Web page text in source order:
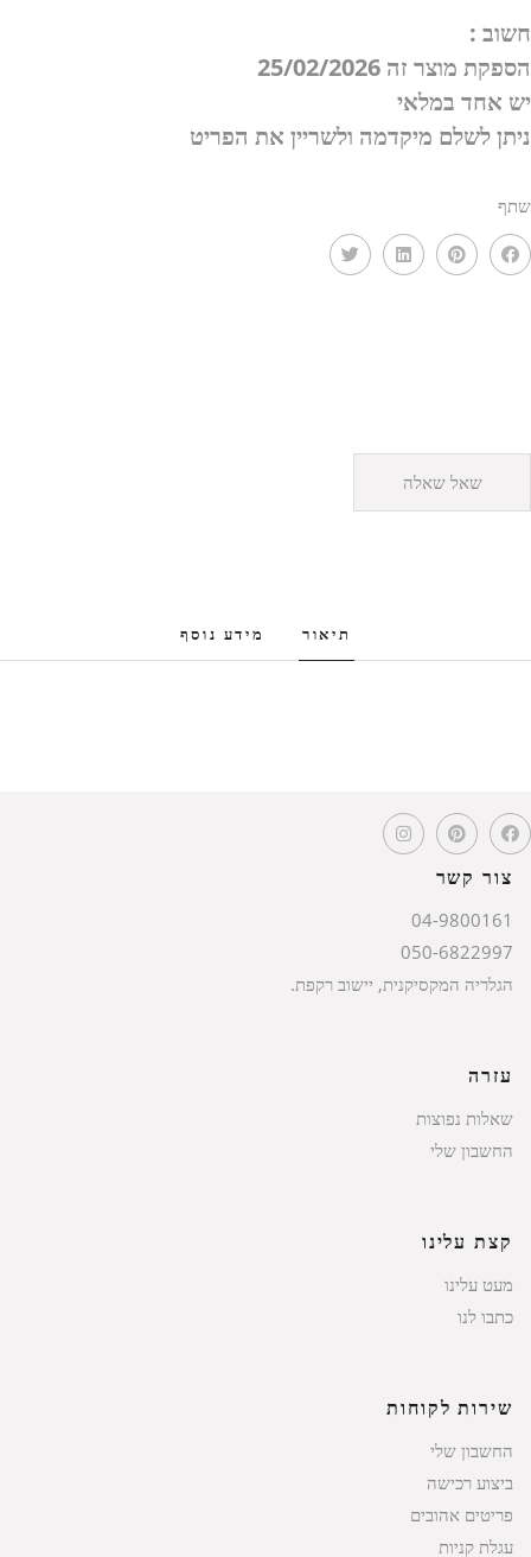
נמרוד
HBB
חשוב :
הספקת מוצר זה 25/02/2026
יש אחד במלאי
ניתן לשלם מיקדמה ולשריין את הפריט
שתף
שאל שאלה
תיאור מידע נוסף
צור קשר
04-9800161
050-6822997
הגלריה המקסיקנית, יישוב רקפת.
עזרה
שאלות נפוצות
החשבון שלי
קצת עלינו
מעט עלינו
כתבו לנו
שירות לקוחות
החשבון שלי
ביצוע רכישה
פריטים אהובים
עגלת קניות